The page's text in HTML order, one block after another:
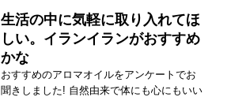
生活の中に気軽に取り入れてほ
しい。イランイランがおすすめ
かな
おすすめのアロマオイルをアンケートでお
聞きしました! 自然由来で体にも心にもいい